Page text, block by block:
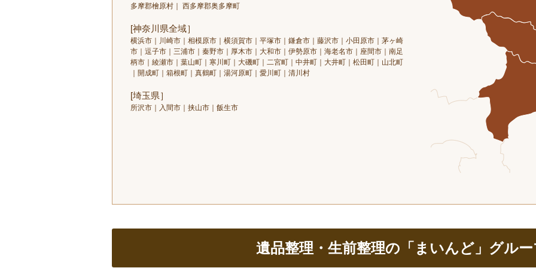
多摩郡檜原村｜ 西多摩郡奥多摩町
[神奈川県全域］
横浜市｜川崎市｜相模原市｜横須賀市｜平塚市｜鎌倉市｜藤沢市｜小田原市｜茅ヶ崎
市｜逗子市｜三浦市｜秦野市｜厚木市｜大和市｜伊勢原市｜海老名市｜座間市｜南足
柄市｜綾瀬市｜葉山町｜寒川町｜大磯町｜二宮町｜中井町｜大井町｜松田町｜山北町
｜開成町｜箱根町｜真鶴町｜湯河原町｜愛川町｜清川村
[埼玉県］
所沢市｜入間市｜挟山市｜飯生市
遺品整理・生前整理の「まいんど」グル